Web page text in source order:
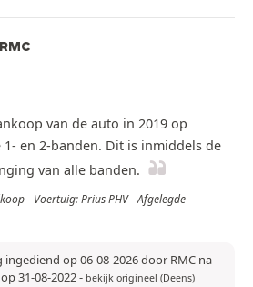
van de auto in 2019 op
1- en 2-banden. Dit is inmiddels de
van alle banden.
- Voertuig: Prius PHV - Afgelegde
op 06-08-2026 door RMC na
31-08-2022- bekijk origineel (Deens)